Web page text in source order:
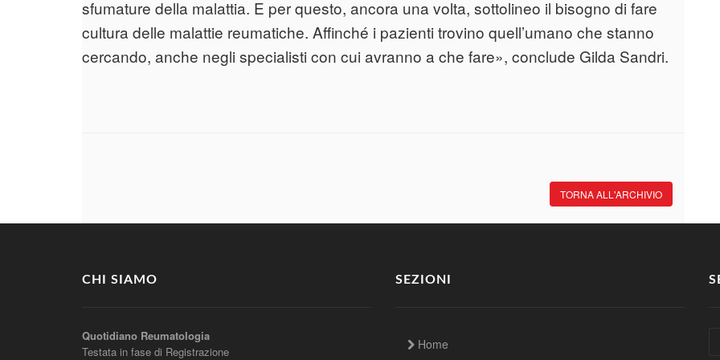
sfumature della malattia. E per questo, ancora una volta, sottolineo il bisogno di fare
cultura delle malattie reumatiche. Affinché i pazienti trovino quell’umano che stanno
cercando, anche negli specialisti con cui avranno a che fare», conclude Gilda Sandri.
TORNA ALL'ARCHIVIO
CHI SIAMO
Quotidiano Reumatologia
Testata in fase di Registrazione
SEZIONI
Home